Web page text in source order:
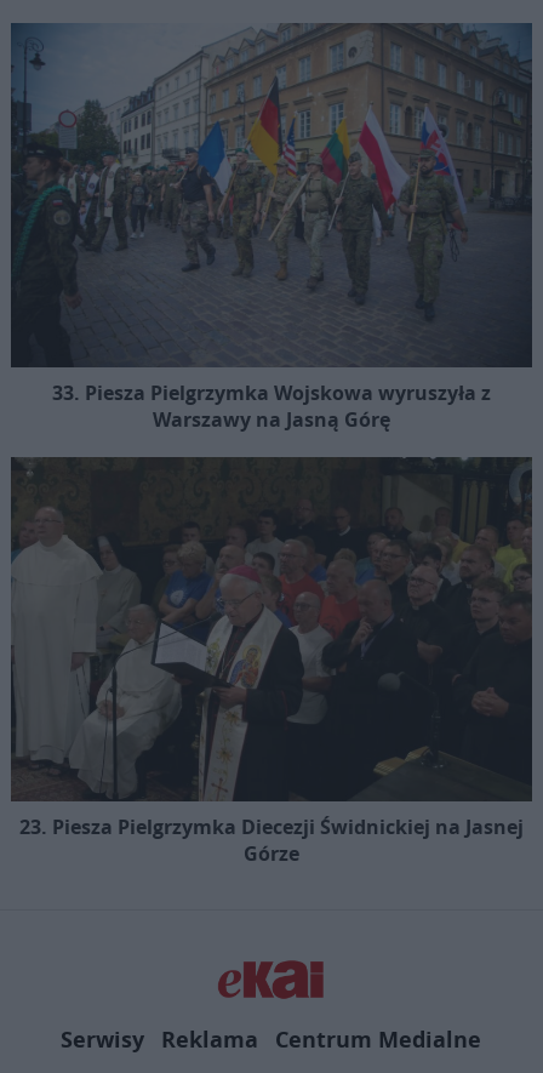
33. Piesza Pielgrzymka Wojskowa wyruszyła z
Warszawy na Jasną Górę
23. Piesza Pielgrzymka Diecezji Świdnickiej na Jasnej
Górze
Serwisy Reklama Centrum Medialne